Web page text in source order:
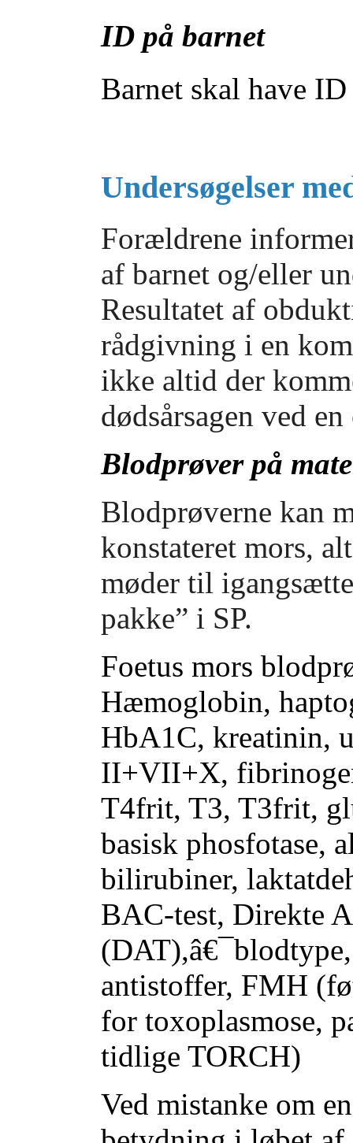
ID på barnet
Barnet skal have
Undersøgelser
Forældrene
af barnet og/eller
Resultatet af
rådgivning i en
ikke altid der
dødsårsagen ved
Blodprøver på
Blodprøverne kan
konstateret mors,
møder til
pakke” i SP.
Foetus mors
Hæmoglobin,
HbA1C, kreatinin,
II+VII+X,
T4frit, T3, T3frit,
basisk phosfotase,
bilirubiner,
BAC-test, Direkte
antistoffer, FMH
for toxoplasmose,
tidlige TORCH)
Ved mistanke om